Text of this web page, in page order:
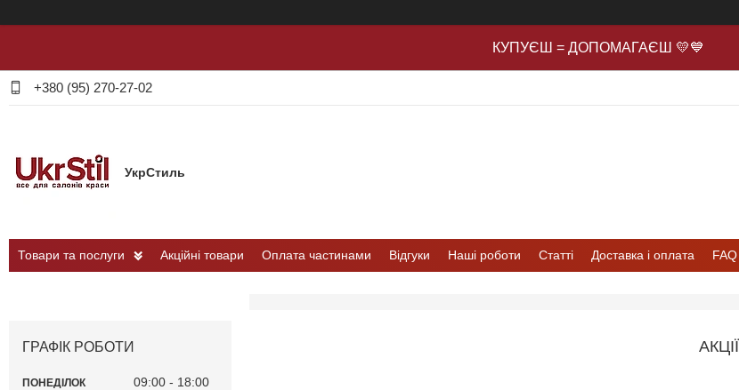
КУПУЄШ = ДОПОМАГАЄШ 💛💙
+380 (95) 270-27-02
УкрСтиль
Товари та послуги Акційні товари Оплата частинами Відгуки Наші роботи Статті Доставка і оплата FAQ
АКЦІЇ
ГРАФІК РОБОТИ
ПОНЕДІЛОК 09:00 18:00